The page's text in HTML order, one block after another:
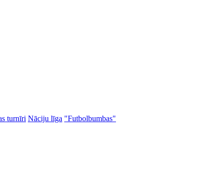
turnīri Nāciju līga "Futbolbumbas"